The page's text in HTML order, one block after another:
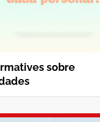
sobre